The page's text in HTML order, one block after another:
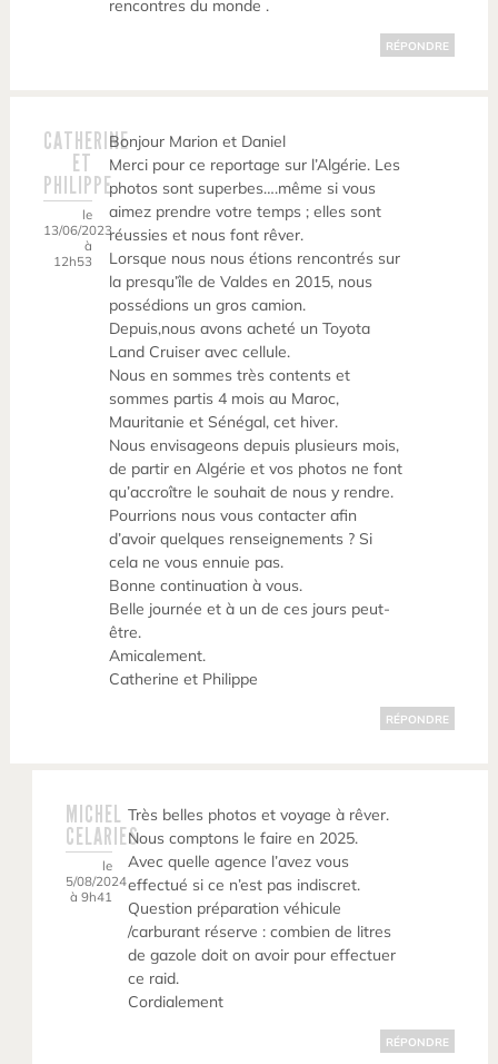
rencontres du monde .
RÉPONDRE
CATHERINE
ET
PHILIPPE
le
13/06/2023
à
12h53
Bonjour Marion et Daniel
Merci pour ce reportage sur l’Algérie. Les
photos sont superbes….même si vous
aimez prendre votre temps ; elles sont
réussies et nous font rêver.
Lorsque nous nous étions rencontrés sur
la presqu’île de Valdes en 2015, nous
possédions un gros camion.
Depuis,nous avons acheté un Toyota
Land Cruiser avec cellule.
Nous en sommes très contents et
sommes partis 4 mois au Maroc,
Mauritanie et Sénégal, cet hiver.
Nous envisageons depuis plusieurs mois,
de partir en Algérie et vos photos ne font
qu’accroître le souhait de nous y rendre.
Pourrions nous vous contacter afin
d’avoir quelques renseignements ? Si
cela ne vous ennuie pas.
Bonne continuation à vous.
Belle journée et à un de ces jours peut-
être.
Amicalement.
Catherine et Philippe
RÉPONDRE
MICHEL
CELARIES
le
5/08/2024
à 9h41
Très belles photos et voyage à rêver.
Nous comptons le faire en 2025.
Avec quelle agence l’avez vous
effectué si ce n’est pas indiscret.
Question préparation véhicule
/carburant réserve : combien de litres
de gazole doit on avoir pour effectuer
ce raid.
Cordialement
RÉPONDRE